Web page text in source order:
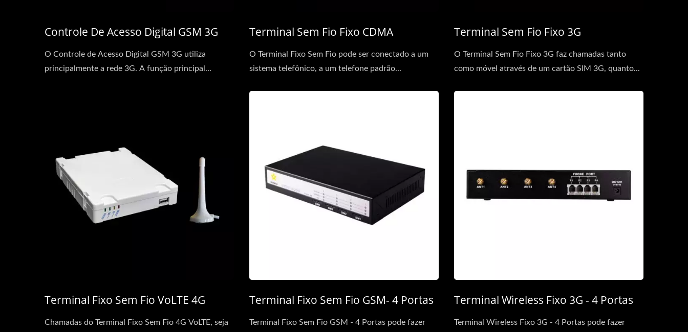
Controle De Acesso Digital GSM 3G
O Controle de Acesso Digital GSM 3G utiliza
principalmente a rede 3G. A função principal...
Terminal Sem Fio Fixo CDMA
O Terminal Fixo Sem Fio pode ser conectado a um
sistema telefônico, a um telefone padrão...
Terminal Sem Fio Fixo 3G
O Terminal Sem Fio Fixo 3G faz chamadas tanto
como móvel através de um cartão SIM 3G, quanto...
Terminal Fixo Sem Fio VoLTE 4G
Chamadas do Terminal Fixo Sem Fio 4G VoLTE, seja
Terminal Fixo Sem Fio GSM- 4 Portas
Terminal Fixo Sem Fio GSM - 4 Portas pode fazer
Terminal Wireless Fixo 3G - 4 Portas
Terminal Wireless Fixo 3G - 4 Portas pode fazer